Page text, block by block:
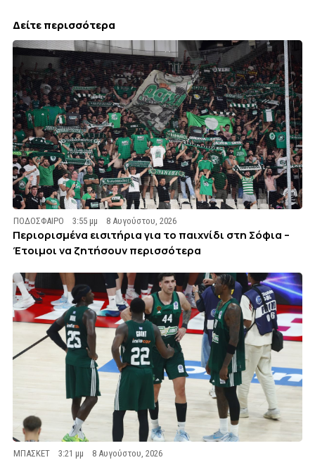
Δείτε περισσότερα
ΠΟΔΟΣΦΑΙΡΟ 3:55 μμ 8 Αυγούστου, 2026
Περιορισμένα εισιτήρια για το παιχνίδι στη Σόφια –
Έτοιμοι να ζητήσουν περισσότερα
ΜΠΑΣΚΕΤ 3:21 μμ 8 Αυγούστου, 2026